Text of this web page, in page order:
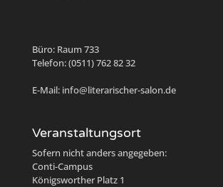
Büro: Raum 733
Telefon: (0511) 762 82 32
E-Mail: info@literarischer-salon.de
Veranstaltungsort
Sofern nicht anders angegeben:
Conti-Campus
Königsworther Platz 1